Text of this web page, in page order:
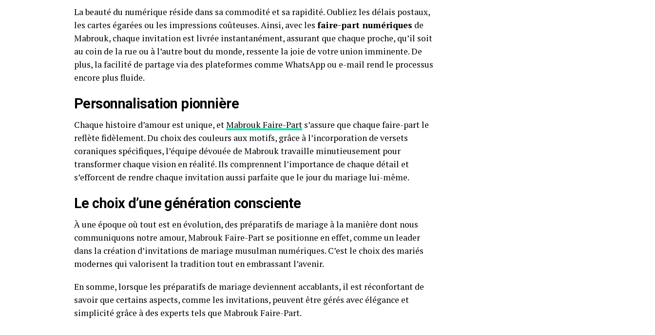
La beauté du numérique réside dans sa commodité et sa rapidité. Oubliez les délais postaux,
les cartes égarées ou les impressions coûteuses. Ainsi, avec les faire-part numériques de
Mabrouk, chaque invitation est livrée instantanément, assurant que chaque proche, qu’il soit
au coin de la rue ou à l’autre bout du monde, ressente la joie de votre union imminente. De
plus, la facilité de partage via des plateformes comme WhatsApp ou e-mail rend le processus
encore plus fluide.
Personnalisation pionnière
Chaque histoire d’amour est unique, etMabrouk Faire-Part s’assure que chaque faire-part le
reflète fidèlement. Du choix des couleurs aux motifs, grâce à l’incorporation de versets
coraniques spécifiques, l’équipe dévouée de Mabrouk travaille minutieusement pour
transformer chaque vision en réalité. Ils comprennent l’importance de chaque détail et
s’efforcent de rendre chaque invitation aussi parfaite que le jour du mariage lui-même.
Le choix d’une génération consciente
À une époque où tout est en évolution, des préparatifs de mariage à la manière dont nous
communiquons notre amour, Mabrouk Faire-Part se positionne en effet, comme un leader
dans la création d’invitations de mariage musulman numériques. C’est le choix des mariés
modernes qui valorisent la tradition tout en embrassant l’avenir.
En somme, lorsque les préparatifs de mariage deviennent accablants, il est réconfortant de
savoir que certains aspects, comme les invitations, peuvent être gérés avec élégance et
simplicité grâce à des experts tels que Mabrouk Faire-Part.